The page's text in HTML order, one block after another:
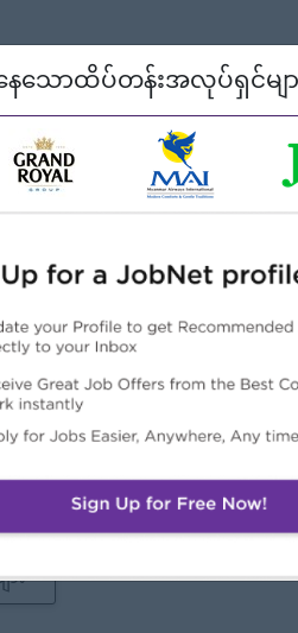
B.Com)
experience in Distribution
accounting software, including
င်သလဲ
ထူးခြားချက်များ
း
သောထိပ်တန်းအလုပ်ရှင်မျာ